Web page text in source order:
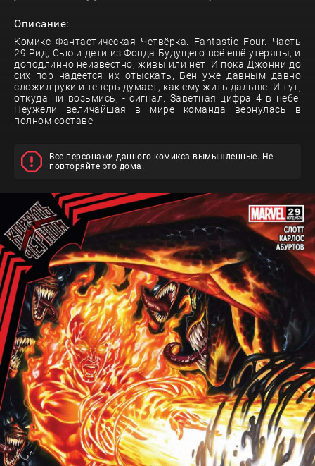
Описание:
Комикс Фантастическая Четвёрка. Fantastic Four. Часть
29 Рид, Сью и дети из Фонда Будущего всё ещё утеряны, и
доподлинно неизвестно, живы или нет. И пока Джонни до
сих пор надеется их отыскать, Бен уже давным давно
сложил руки и теперь думает, как ему жить дальше. И тут,
откуда ни возьмись, - сигнал. Заветная цифра 4 в небе.
Неужели величайшая в мире команда вернулась в
полном составе.
Все персонажи данного комикса вымышленные. Не
повторяйте это дома.